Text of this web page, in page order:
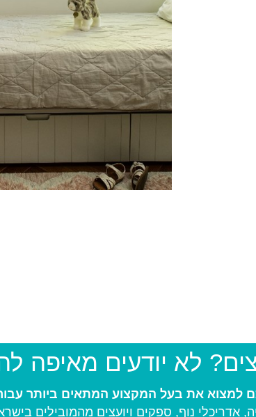
לא יודעים מאיפה
אדריכלי נוף, ספקים ויועצים מהמובילים